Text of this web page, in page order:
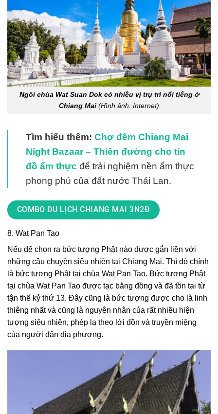
Ngôi chùa Wat Suan Dok có nhiều vị trụ trì nổi tiếng ở
Chiang Mai (Hình ảnh: Internet)
Tìm hiểu thêm: Chợ đêm Chiang Mai
Night Bazaar – Thiên đường cho tín
đồ ẩm thực để trải nghiệm nền ẩm thực
phong phú của đất nước Thái Lan.
COMBO DU LỊCH CHIANG MAI 3N2Đ
8. Wat Pan Tao
Nếu để chọn ra bức tượng Phật nào được gắn liền với
những câu chuyện siêu nhiên tại Chiang Mai. Thì đó chính
là bức tượng Phật tại chùa Wat Pan Tao. Bức tượng Phật
tại chùa Wat Pan Tao được tạc bằng đồng và đã tồn tại từ
tận thế kỷ thứ 13. Đây cũng là bức tượng được cho là linh
thiêng nhất và cũng là nguyên nhân của rất nhiều hiện
tượng siêu nhiên, phép lạ theo lời đồn và truyền miệng
của người dân địa phương.